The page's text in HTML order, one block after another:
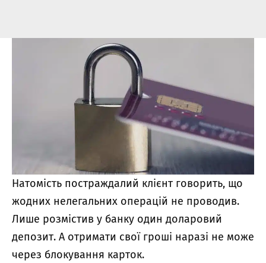
Натомість постраждалий клієнт говорить, що
жодних нелегальних операцій не проводив.
Лише розмістив у банку один доларовий
депозит. А отримати свої гроші наразі не може
через блокування карток.